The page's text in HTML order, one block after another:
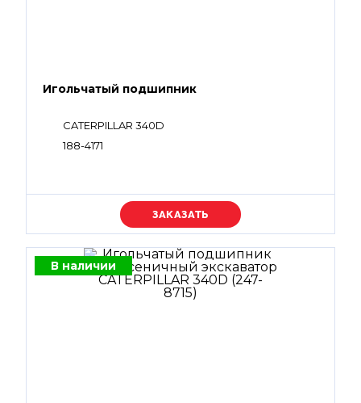
Игольчатый подшипник
CATERPILLAR 340D
188-4171
Уточняйте цену
В наличии